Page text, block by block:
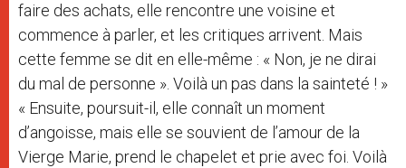
faire des achats, elle rencontre une voisine et
commence à parler, et les critiques arrivent. Mais
cette femme se dit en elle-même : « Non, je ne dirai
du mal de personne ». Voilà un pas dans la sainteté ! »
« Ensuite, poursuit-il, elle connaît un moment
d’angoisse, mais elle se souvient de l’amour de la
Vierge Marie, prend le chapelet et prie avec foi. Voilà